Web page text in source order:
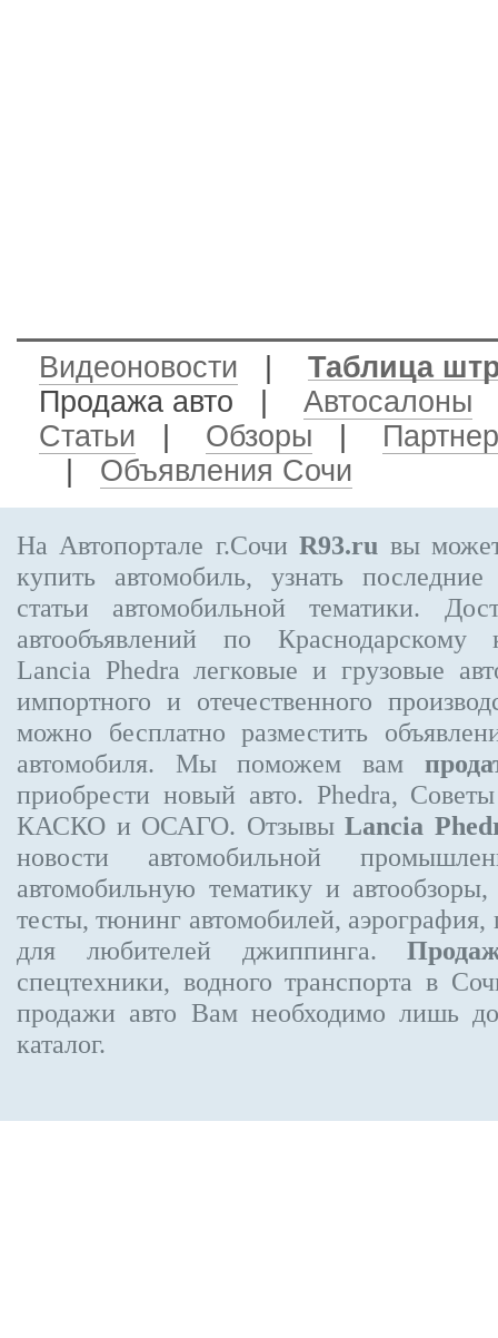
Видеоновости
Таблица
Продажа авто
Автосалоны
Статьи
Обзоры
Объявления Сочи
На Автопортале г.СочиR93.ru вы
купить автомобиль, узнать
статьи автомобильной тематики.
автообъявлений по
Lancia Phedra легковые и грузовые
импортного и отечественного
можно бесплатно разместить
автомобиля. Мы поможем вам
приобрести новый авто. Phedra,
КАСКО и ОСАГО. ОтзывыLancia
новости автомобильной
автомобильную тематику и
тесты, тюнинг автомобилей,
для любителей джиппинга.
спецтехники, водного транспорта в
продажи авто Вам необходимо лишь
каталог.